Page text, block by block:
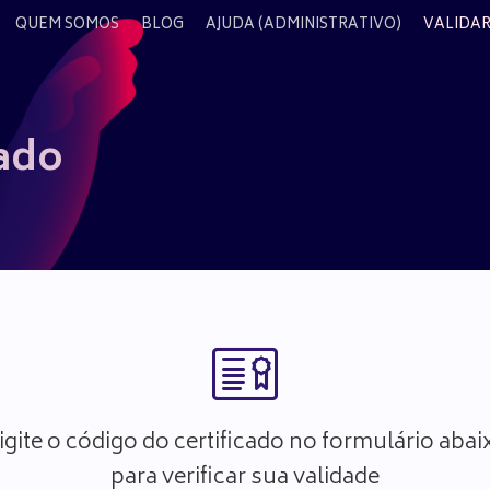
QUEM SOMOS BLOG AJUDA (ADMINISTRATIVO)
o código do certificado no formulário
para verificar sua validade